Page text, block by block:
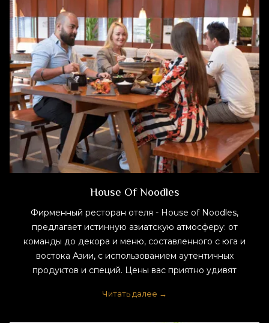
House Of Noodles
Фирменный ресторан отеля - House of Noodles,
предлагает истинную азиатскую атмосферу: от
команды до декора и меню, составленного с юга и
востока Азии, с использованием аутентичных
продуктов и специй. Цены вас приятно удивят
Читать далее